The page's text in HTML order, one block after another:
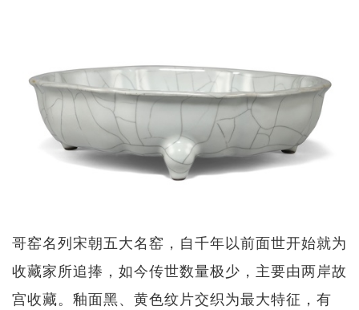
哥窑名列宋朝五大名窑，自千年以前面世开始就为
收藏家所追捧，如今传世数量极少，主要由两岸故
宫收藏。釉面黑、黄色纹片交织为最大特征，有